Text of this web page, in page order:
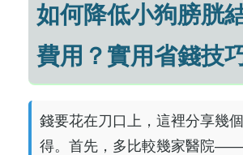
如何降低小狗膀胱
費用？實用省錢技
錢要花在刀口上，這裡分享幾
得。首先，多比較幾家醫院